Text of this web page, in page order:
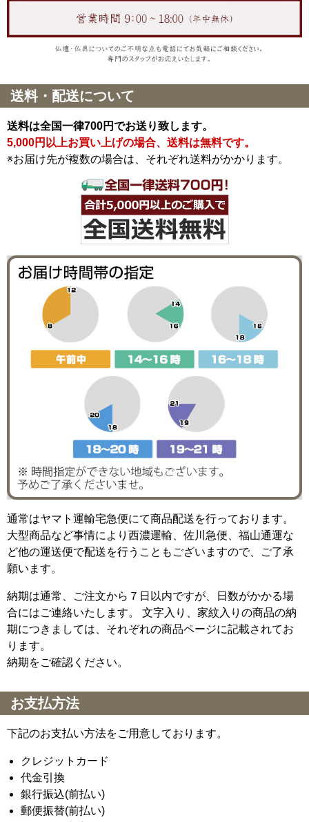
送料・配送について
送料は全国一律700円でお送り致します。
5,000円以上お買い上げの場合、送料は無料です。
※お届け先が複数の場合は、それぞれ送料がかかります。
通常はヤマト運輸宅急便にて商品配送を行っております。
大型商品など事情により西濃運輸、佐川急便、福山通運な
ど他の運送便で配送を行うこともございますので、ご了承
願います。
納期は通常、ご注文から７日以内ですが、日数がかかる場
合にはご連絡いたします。 文字入り、家紋入りの商品の納
期につきましては、それぞれの商品ページに記載されてお
ります。
納期をご確認ください。
お支払方法
下記のお支払い方法をご用意しております。
クレジットカード
代金引換
銀行振込(前払い)
郵便振替(前払い)